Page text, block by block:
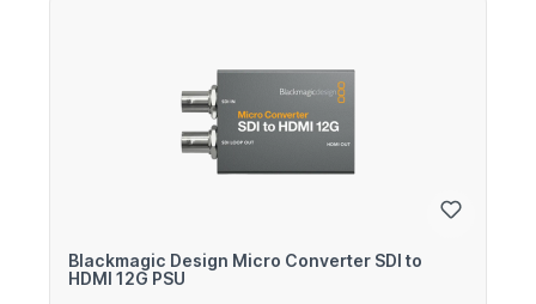
Blackmagic Design Micro Converter SDI to
HDMI 12G PSU